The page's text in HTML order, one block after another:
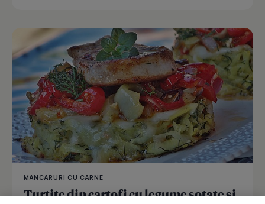
MANCARURI CU CARNE
Turtite din cartofi cu legume sotate si